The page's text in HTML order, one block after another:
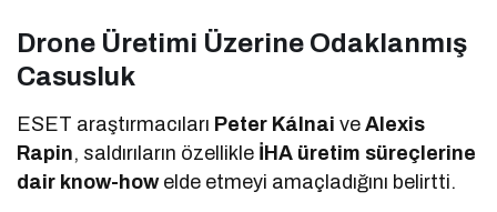
Drone Üretimi Üzerine Odaklanmış
Casusluk
ESET araştırmacıları Peter Kálnai veAlexis
Rapin, saldırıların özellikle İHA üretim süreçlerine
dair know-howelde etmeyi amaçladığını belirtti.